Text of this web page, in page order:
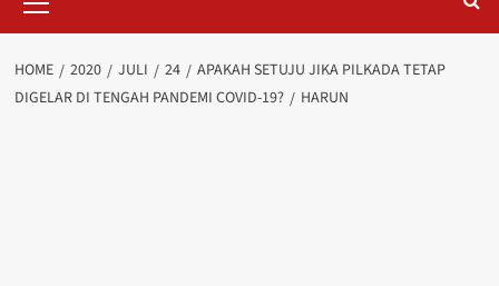
Menu
HOME 2020 JULI 24
APAKAH SETUJU JIKA PILKADA TETAP
DIGELAR DI TENGAH PANDEMI COVID-19?
HARUN